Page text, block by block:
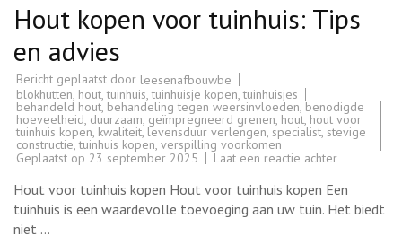
Hout kopen voor tuinhuis: Tips
en advies
Bericht geplaatst door leesenafbouwbe
blokhutten, hout,tuinhuis,tuinhuisje kopen,tuinhuisjes
behandeld hout, behandeling tegen weersinvloeden, benodigde
hoeveelheid, duurzaam, geïmpregneerd grenen, hout, hout voor
tuinhuis kopen, kwaliteit, levensduur verlengen, specialist, stevige
constructie,tuinhuis kopen, verspilling voorkomen
Geplaatst op 23 september 2025 Laat een reactie achterop
voor
tuinhuis:
Hout voor tuinhuis kopen Hout voor tuinhuis kopen Een
tuinhuis is een waardevolle toevoeging aan uw tuin. Het biedt
niet …